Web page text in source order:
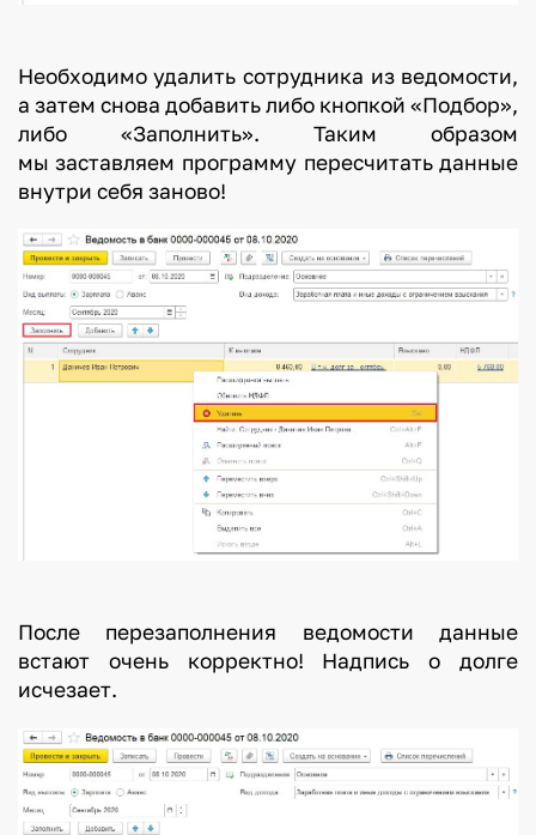
Необходимо удалить сотрудника из ведомости,
а затем снова добавить либо кнопкой «Подбор»,
либо «Заполнить». Таким образом
мы заставляем программу пересчитать данные
внутри себя заново!
После перезаполнения ведомости данные
встают очень корректно! Надпись о долге
исчезает.